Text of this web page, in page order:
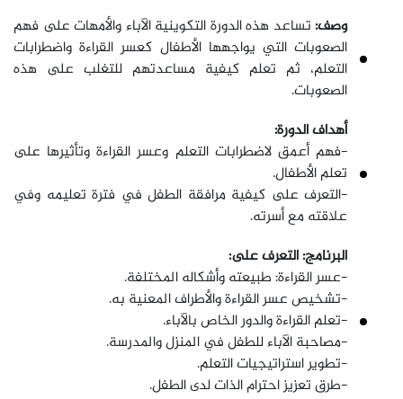
وصف:تساعد هذه الدورة التكوينية الآباء والأمهات على فهم
الصعوبات التي يواجهها الأطفال كعسر القراءة واضطرابات
التعلم، ثم تعلم كيفية مساعدتهم للتغلب على هذه
الصعوبات.
أهداف الدورة:
-فهم أعمق لاضطرابات التعلم وعسر القراءة وتأثيرها على
تعلم الأطفال.
-التعرف على كيفية مرافقة الطفل في فترة تعليمه وفي
علاقته مع أسرته.
البرنامج: التعرف على:
-عسر القراءة: طبيعته وأشكاله المختلفة.
-تشخيص عسر القراءة والأطراف المعنية به.
-تعلم القراءة والدور الخاص بالآباء.
-مصاحبة الآباء للطفل في المنزل والمدرسة.
-تطوير استراتيجيات التعلم.
-طرق تعزيز احترام الذات لدى الطفل.